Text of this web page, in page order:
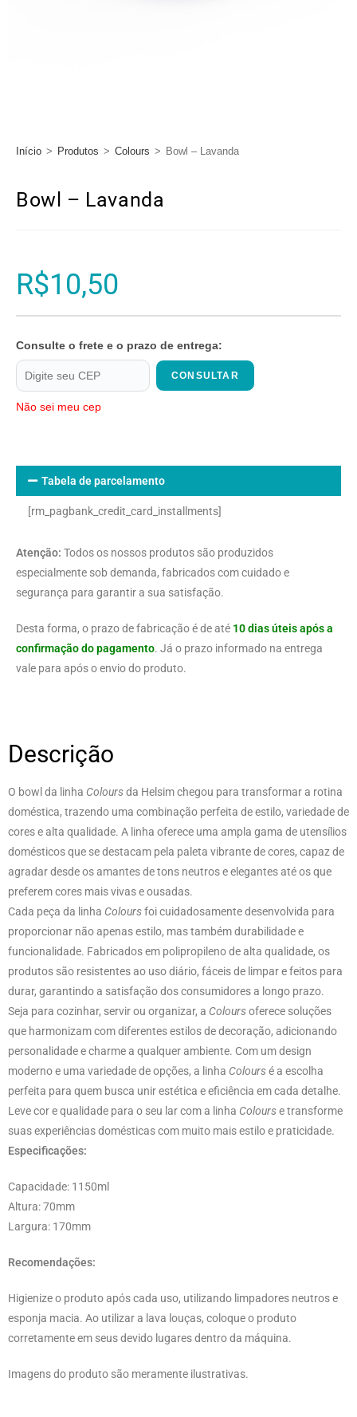
Início > Produtos > Colours > Bowl – Lavanda
Bowl – Lavanda
R$10,50
Consulte o frete e o prazo de entrega:
CONSULTAR
Não sei meu cep
Tabela de parcelamento
[rm_pagbank_credit_card_installments]
Atenção: Todos os nossos produtos são produzidos
especialmente sob demanda, fabricados com cuidado e
segurança para garantir a sua satisfação.
Desta forma, o prazo de fabricação é de até 10 dias úteis após a
confirmação do pagamento. Já o prazo informado na entrega
vale para após o envio do produto.
Descrição
O bowl da linha Coloursda Helsim chegou para transformar a rotina
doméstica, trazendo uma combinação perfeita de estilo, variedade de
cores e alta qualidade. A linha oferece uma ampla gama de utensílios
domésticos que se destacam pela paleta vibrante de cores, capaz de
agradar desde os amantes de tons neutros e elegantes até os que
preferem cores mais vivas e ousadas.
Cada peça da linha Coloursfoi cuidadosamente desenvolvida para
proporcionar não apenas estilo, mas também durabilidade e
funcionalidade. Fabricados em polipropileno de alta qualidade, os
produtos são resistentes ao uso diário, fáceis de limpar e feitos para
durar, garantindo a satisfação dos consumidores a longo prazo.
Seja para cozinhar, servir ou organizar, a Coloursoferece soluções
que harmonizam com diferentes estilos de decoração, adicionando
personalidade e charme a qualquer ambiente. Com um design
moderno e uma variedade de opções, a linha Coloursé a escolha
perfeita para quem busca unir estética e eficiência em cada detalhe.
Leve cor e qualidade para o seu lar com a linha Colourse transforme
suas experiências domésticas com muito mais estilo e praticidade.
Especificações:
Capacidade: 1150ml
Altura: 70mm
Largura: 170mm
Recomendações:
Higienize o produto após cada uso, utilizando limpadores neutros e
esponja macia. Ao utilizar a lava louças, coloque o produto
corretamente em seus devido lugares dentro da máquina.
Imagens do produto são meramente ilustrativas.